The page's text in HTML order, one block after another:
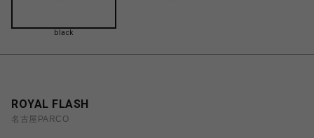
black
ROYAL FLASH
名古屋PARCO